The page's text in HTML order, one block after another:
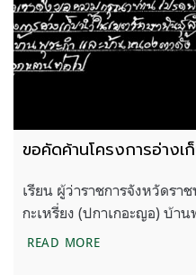
ขอคัดค้านโครงการอ่าง
เรียน ผู้ว่าราชการจังหวัดรา
กะเหรี่ยง (ปกาเกอะญอ) บ้า
READ MOREขอคัดค้านโครงก